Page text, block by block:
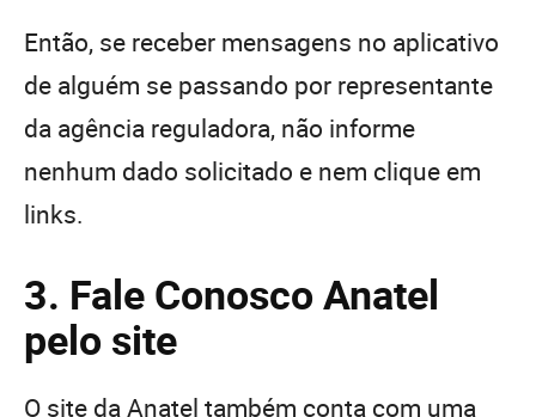
Então, se receber mensagens no aplicativo
de alguém se passando por representante
da agência reguladora, não informe
nenhum dado solicitado e nem clique em
links.
3. Fale Conosco Anatel
pelo site
O site da Anatel também conta com uma